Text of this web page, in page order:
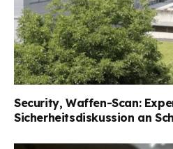
Security, Waffen-Scan:
Sicherheitsdiskussion an